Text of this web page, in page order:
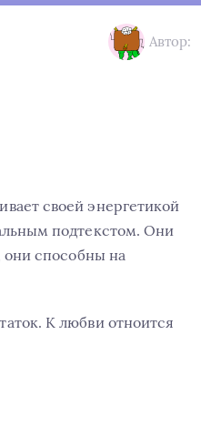
Автор:
своей энергетикой
подтекстом. Они
они способны на
К любви отноится